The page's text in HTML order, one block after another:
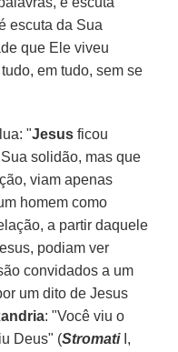
escuta da Sua
que Ele viveu
em tudo, sem se
"Jesus ficou
solidão, mas que
viam apenas
homem como
a partir daquele
podiam ver
convidados a um
um dito de Jesus
: "Você viu o
Deus" (Stromati I,